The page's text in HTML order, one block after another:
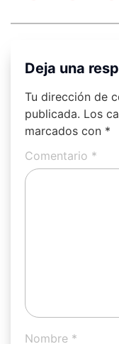
Deja una
Tu dirección de
publicada. Los
marcados con *
Comentario *
Nombre *